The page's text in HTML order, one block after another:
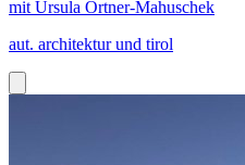
mit Ursula Ortner-Mahuschek
aut. architektur und tirol